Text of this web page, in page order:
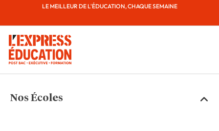
LE MEILLEUR DE L'ÉDUCATION, CHAQUE SEMAINE
Nos Écoles